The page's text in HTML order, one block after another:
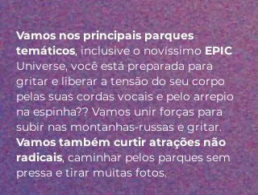
Vamos nos principais parques
temáticos, inclusive o novíssimoEPIC
Universe, você está preparada para
gritar e liberar a tensão do seu corpo
pelas suas cordas vocais e pelo arrepio
na espinha?? Vamos unir forças para
subir nas montanhas-russas e gritar.
Vamos também curtir atrações não
radicais, caminhar pelos parques sem
pressa e tirar muitas fotos.